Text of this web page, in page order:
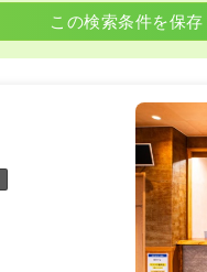
この検索条件を保存